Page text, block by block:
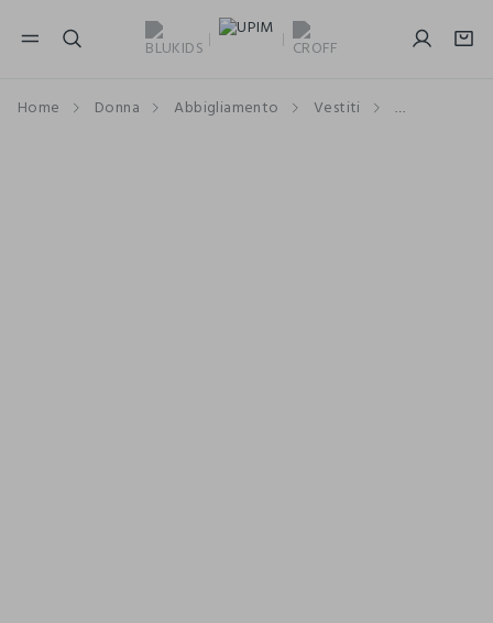
NAVIGATION.ARIA.GOTOMAINCONTENT
Home Donna Abbigliamento Vestiti Vestiti